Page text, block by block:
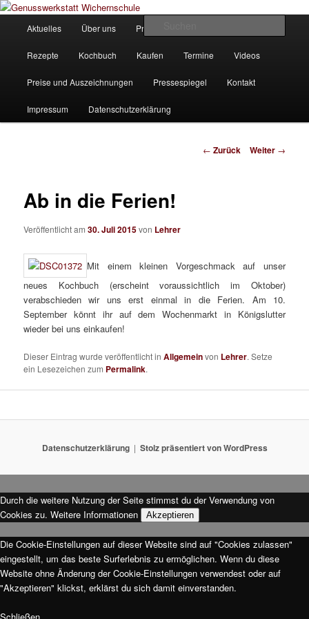
Zum
wechseln
Genusswerkstatt Wichernschule
Unsere Homepage
Aktuelles Über uns Produkte
Rezepte Kochbuch Kaufen Termine Videos
Preise und Auszeichnungen Pressespiegel Kontakt
Impressum Datenschutzerklärung
Beitrags-
← Zurück Weiter →
Ab in die Ferien!
Veröffentlicht am30. Juli 2015von Lehrer
Mit einem kleinen Vorgeschmack auf unser
neues Kochbuch (erscheint voraussichtlich im Oktober)
verabschieden wir uns erst einmal in die Ferien. Am 10.
September könnt ihr auf dem Wochenmarkt in Königslutter
wieder bei uns einkaufen!
Dieser Eintrag wurde veröffentlicht inAllgemeinvon Lehrer. Setze
ein Lesezeichen zum Permalink.
Datenschutzerklärung Stolz präsentiert von WordPress
Durch die weitere Nutzung der Seite stimmst du der Verwendung von
Cookies zu. Weitere Informationen Akzeptieren
Die Cookie-Einstellungen auf dieser Website sind auf "Cookies zulassen"
eingestellt, um das beste Surferlebnis zu ermöglichen. Wenn du diese
Website ohne Änderung der Cookie-Einstellungen verwendest oder auf
"Akzeptieren" klickst, erklärst du sich damit einverstanden.